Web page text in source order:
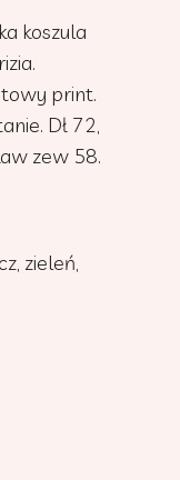
koszula
print.
Dł 72,
zew 58.
zieleń,